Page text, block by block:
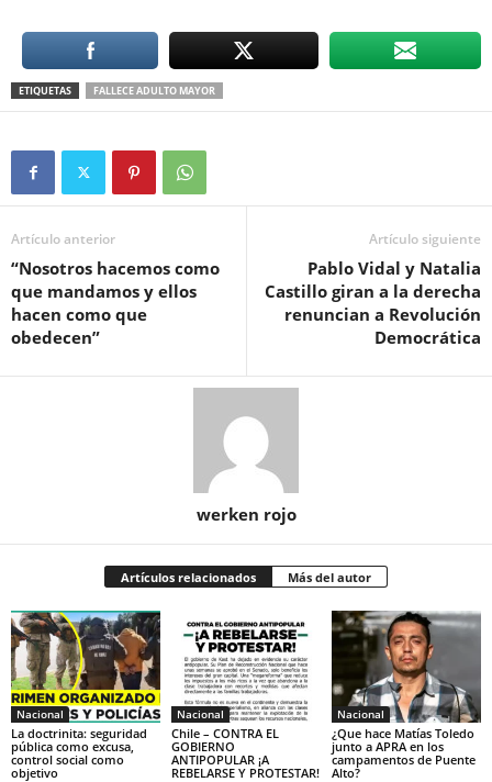
ETIQUETAS FALLECE ADULTO MAYOR
Artículo anterior
“Nosotros hacemos como
que mandamos y ellos
hacen como que
obedecen”
Artículo siguiente
Pablo Vidal y Natalia
Castillo giran a la derecha
renuncian a Revolución
Democrática
werken rojo
Artículos relacionados Más del autor
Nacional
La doctrinita: seguridad
pública como excusa,
control social como
objetivo
Nacional
Chile – CONTRA EL
GOBIERNO
ANTIPOPULAR ¡A
REBELARSE Y PROTESTAR!
Nacional
¿Que hace Matías Toledo
junto a APRA en los
campamentos de Puente
Alto?